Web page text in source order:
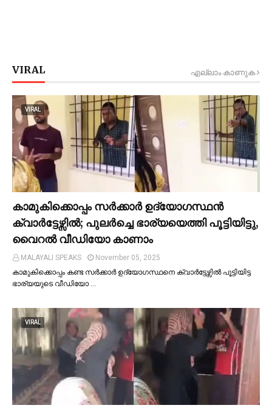
VIRAL എല്ലാം കാണുക
VIRAL
കാമുകിക്കൊപ്പം സര്‍ക്കാര്‍ ഉദ്യോഗസ്ഥൻ
ക്വാര്‍ട്ടേഴ്സില്‍; പുലര്‍ച്ചെ ഭാര്യയെത്തി പൂട്ടിയിട്ടു,
വൈറല്‍ വീഡിയോ കാണാം
MALAYALI SPEAKS
November 05, 2025
കാമുകിക്കൊപ്പം കണ്ട സർക്കാർ ഉദ്യോഗസ്ഥനെ ക്വാർട്ടേഴ്സില്‍ പൂട്ടിയിട്ട
ഭാര്യയുടെ വീഡിയോ …
VIRAL